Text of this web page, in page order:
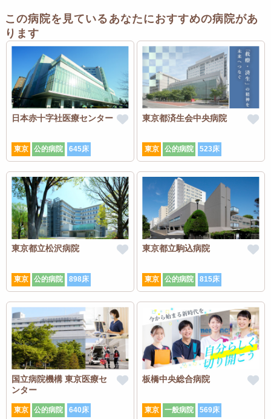
この病院を見ているあなたにおすすめの病院があ
ります
日本赤十字社医療センター
東京 公的病院 645床
東京都済生会中央病院
東京 公的病院 523床
東京都立松沢病院
東京 公的病院 898床
東京都立駒込病院
東京 公的病院 815床
国立病院機構 東京医療セ
ンター
東京 公的病院 640床
板橋中央総合病院
東京 一般病院 569床